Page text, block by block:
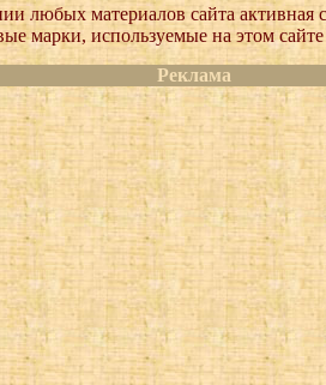
любых материалов сайта активная
марки, используемые на этом сайте
Реклама